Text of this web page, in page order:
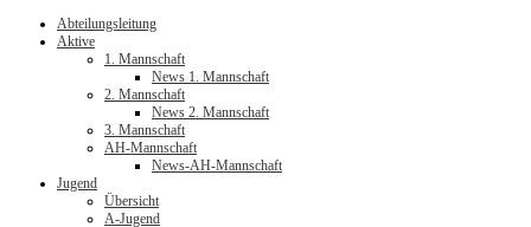
Abteilungsleitung
Aktive
1. Mannschaft
News 1. Mannschaft
2. Mannschaft
News 2. Mannschaft
3. Mannschaft
AH-Mannschaft
News-AH-Mannschaft
Jugend
Übersicht
A-Jugend